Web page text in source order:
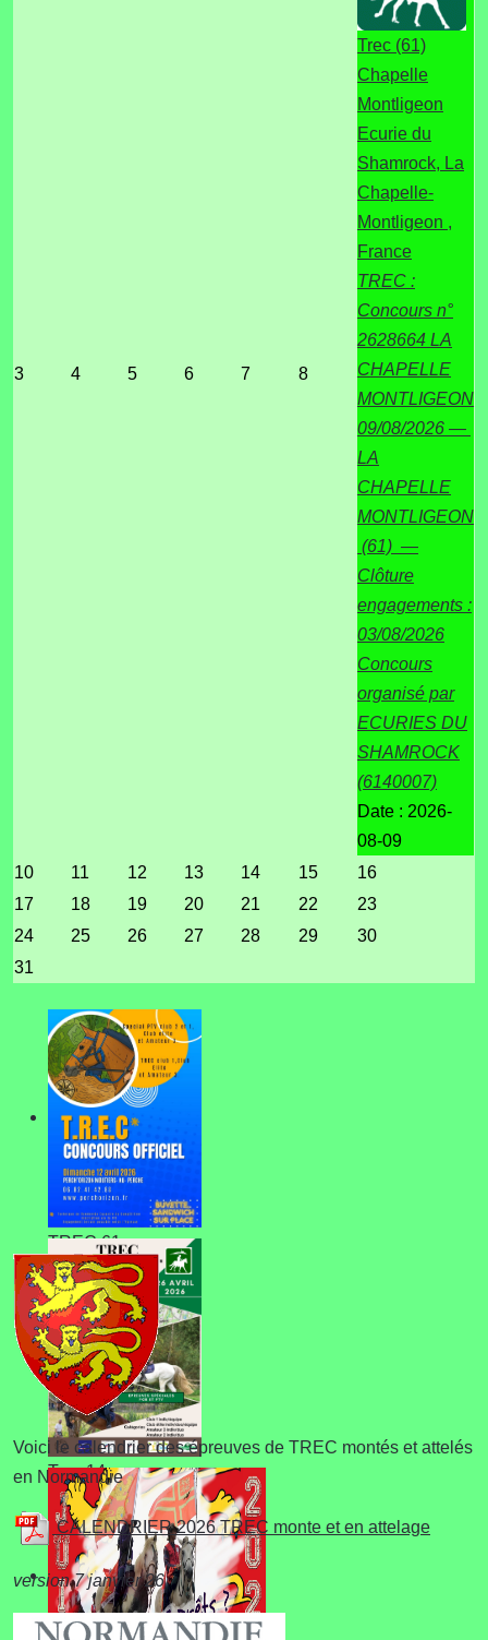
3 4 5 6 7 8
Trec (61)
Chapelle
Montligeon
Ecurie du
Shamrock, La
Chapelle-
Montligeon ,
France
TREC :
Concours n°
2628664 LA
CHAPELLE
MONTLIGEON
09/08/2026 —
LA
CHAPELLE
MONTLIGEON
(61) —
Clôture
engagements :
03/08/2026
Concours
organisé par
ECURIES DU
SHAMROCK
(6140007)
Date : 2026-
08-09
10
11 12 13 14 15
16
17
18 19 20 21 22
23
24
25 26 27 28 29
30
31
TREC 61
Trec 14
Voici le calendrier des épreuves de TREC montés et attelés
en Normandie
CALENDRIER 2026 TREC monte et en attelage
version 7 janvier 26